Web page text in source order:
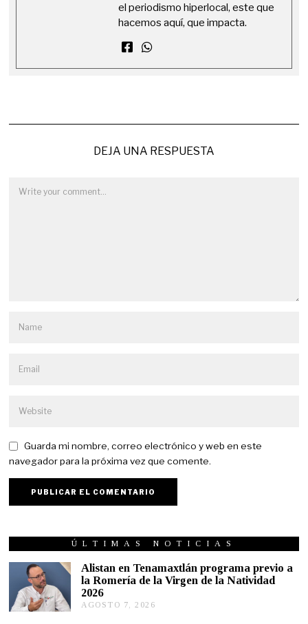
el periodismo hiperlocal, este que
hacemos aquí, que impacta.
DEJA UNA RESPUESTA
Guarda mi nombre, correo electrónico y web en este
navegador para la próxima vez que comente.
ÚLTIMAS NOTICIAS
Alistan en Tenamaxtlán programa previo a
la Romería de la Virgen de la Natividad
2026
AGOSTO 7, 2026